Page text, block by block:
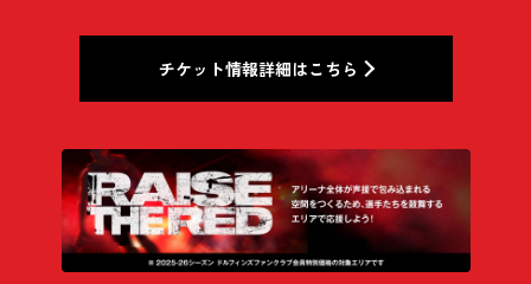
クラブロゴ入りハイグレードシート
カップホルダー付
Special ¥34,000 / High ¥31,000 / Middle ¥28,000 /
Special ¥29,000 / High ¥26,000 / Middle ¥23,000 /
Low ¥20,000
クラブロゴ入りハイグレードシート
カップホルダー付
Special ¥10,900 / High ¥9,900 / Middle ¥8,900 / Low
Special ¥8,900 / High ¥7,900 / Middle ¥6,900 / Low
¥5,900
サイドラインA
Special ¥7,900 / High ¥6,900 / Middle ¥5,900 / Low
Special ¥7,900 / High ¥6,900 / Middle ¥5,900 / Low
Special ¥6,900 / High ¥5,900 / Middle ¥4,900 / Low
¥3,900
エンドラインA
Special ¥5,900 / High ¥4,900 / Middle ¥3,900 / Low
Special ¥7,900 / High ¥6,900 / Middle ¥5,900 / Low
コーナーA
¥3,900
コーナーB
Special ¥5,900 / High ¥4,900 / Middle ¥3,900 / Low
¥2,900
たり：￥9,500） / Middle ¥18,000 （1名あたり：￥9,000） / Low
¥17,000 （1名あたり：￥8,500）
プレミアムラウンジ利用権
Special ¥60,000 (1名あたり：¥15,000) / High ¥56,000
(1名あたり：¥14,000) / Middle ¥52,000 (1名あたり：
¥13,000) / Low ¥48,000 (1名あたり：¥12,000)
5名BOX
Special ¥75,000 (1名あたり：¥15,000) / High ¥70,000
(1名あたり：¥14,000) / Middle ¥65,000 (1名あたり：
¥13,000) / Low ¥60,000 (1名あたり：¥12,000)
一般 Special ¥7,900 / High ¥6,900 / Middle ¥5,900 /
Low ¥4,900
FC
Special ¥4,000 / High ¥3,500 / Middle ¥3,000 /
Low ¥2,500
Special 大人￥4,100 / 小中高￥3,100
High 大人￥3,600 / 小中高￥2,600
スタンドサイド後段
Special 大人￥3,700 / 小中高￥2,700
High 大人￥3,200 / 小中高￥2,200
Middle 大人￥2,600 / 小中高￥1,600
Middle 大人￥2,200 / 小中高￥1,200
カップホルダー付
Middle 大人￥1,800 / 小中高￥800
カップホルダー付
Special ¥6,600 / High ¥5,400 / Middle ¥4,300 / Low
介添者1名様無料
チケット情報詳細はこちら